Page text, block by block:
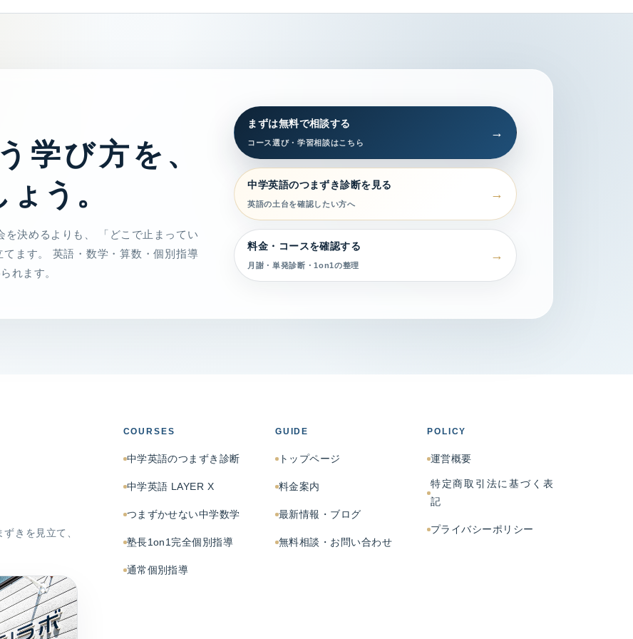
学び方を、
う。
を決めるよりも、 「どこで止まってい
ます。 英語・数学・算数・個別指導
れます。
まずは無料で相談する
コース選び・学習相談はこちら
中学英語のつまずき診断を見る
英語の土台を確認したい方へ
料金・コースを確認する
月謝・単発診断・1on1の整理
きを見立て、
COURSES
中学英語のつまずき診断
中学英語 LAYER X
つまずかせない中学数学
塾長1on1完全個別指導
通常個別指導
GUIDE
トップページ
料金案内
最新情報・ブログ
無料相談・お問い合わせ
POLICY
運営概要
特定商取引法に基づく表
記
プライバシーポリシー